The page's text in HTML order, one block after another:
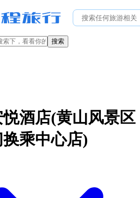
搜索
酒店(黄山风景区
乘中心店)